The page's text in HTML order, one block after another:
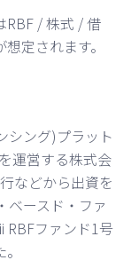
RBF / 株式 / 借
定されます。
シング)プラット
運営する株式会
などから出資を
ベースド・ファ
RBFファンド1号